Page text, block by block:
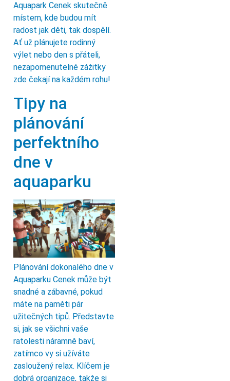
Aquapark Cenek skutečně
místem, kde budou mít
radost jak děti, tak dospělí.
Ať už plánujete rodinný
výlet nebo den s přáteli,
nezapomenutelné zážitky
zde čekají na každém rohu!
Tipy na
plánování
perfektního
dne v
aquaparku
Plánování dokonalého dne v
Aquaparku Cenek může být
snadné a zábavné, pokud
máte na paměti pár
užitečných tipů. Představte
si, jak se všichni vaše
ratolesti náramně baví,
zatímco vy si užíváte
zasloužený relax. Klíčem je
dobrá organizace, takže si